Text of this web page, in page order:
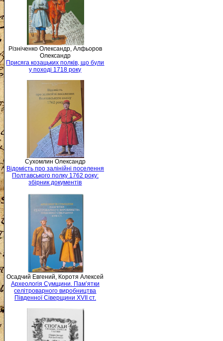
Різніченко Олександр, Алфьоров
Олександр
Присяга козацьких полків, що були
у поході 1718 року
Сухомлин Олександр
Відомість про залінійні поселення
Полтавського полку 1762 року:
збірник документів
Осадчий Евгений, Коротя Алексей
Археологія Сумщини. Пам’ятки
селітроварного виробництва
Південної Сіверщини XVII ст.